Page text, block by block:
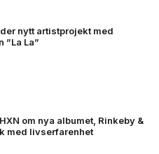
nytt artistprojekt med
”La La”
om nya albumet, Rinkeby &
med livserfarenhet